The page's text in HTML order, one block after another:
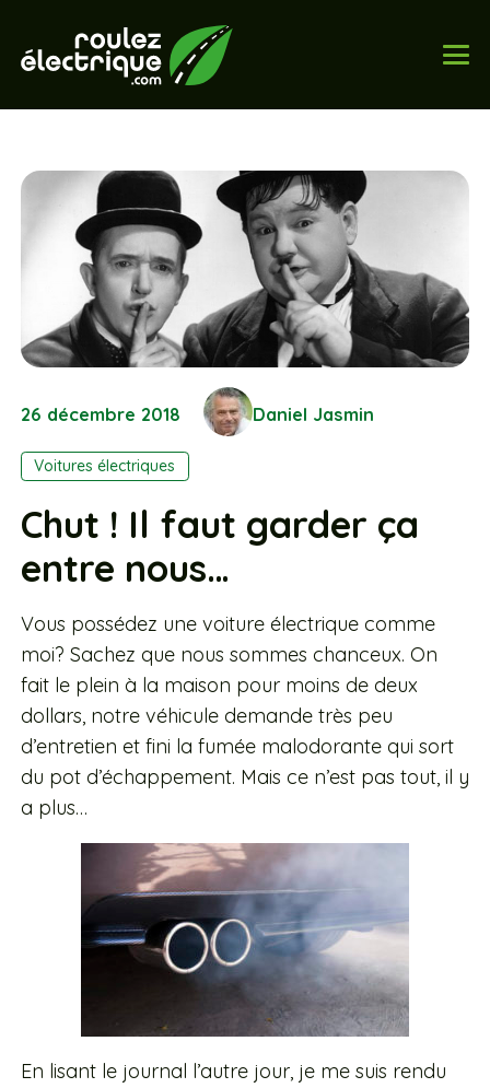
26 décembre 2018 Daniel Jasmin
Voitures électriques
Chut ! Il faut garder ça
entre nous…
Vous possédez une voiture électrique comme
moi? Sachez que nous sommes chanceux. On
fait le plein à la maison pour moins de deux
dollars, notre véhicule demande très peu
d’entretien et fini la fumée malodorante qui sort
du pot d’échappement. Mais ce n’est pas tout, il y
a plus…
En lisant le journal l’autre jour, je me suis rendu